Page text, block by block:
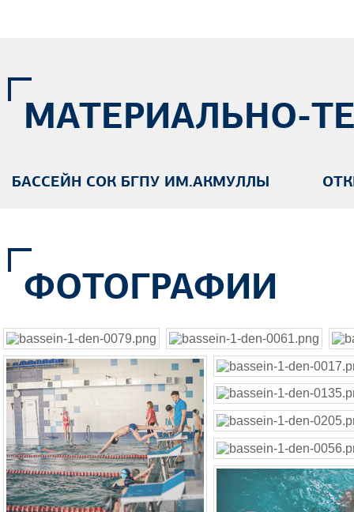
МАТЕРИАЛЬНО-
БАССЕЙН СОК БГПУ ИМ.АКМУЛЛЫ
ФОТОГРАФИИ